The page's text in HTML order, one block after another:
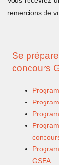
remercions de
Se
concours
GSEA